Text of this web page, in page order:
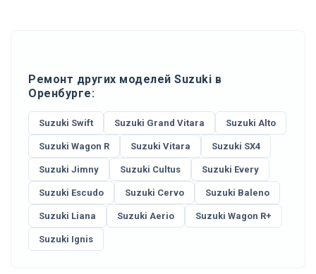
Ремонт других моделей Suzuki в
Оренбурге:
Suzuki Swift Suzuki Grand Vitara Suzuki Alto
Suzuki Wagon R Suzuki Vitara Suzuki SX4
Suzuki Jimny Suzuki Cultus Suzuki Every
Suzuki Escudo Suzuki Cervo Suzuki Baleno
Suzuki Liana Suzuki Aerio Suzuki Wagon R+
Suzuki Ignis